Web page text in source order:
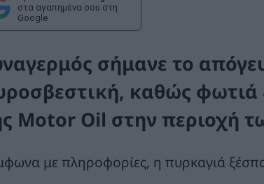
στα αγαπημένα σου στη
Google
σήμανε το
καθώς φωτιά
Motor Oil στην περιοχή
με πληροφορίες, η πυρκαγιά